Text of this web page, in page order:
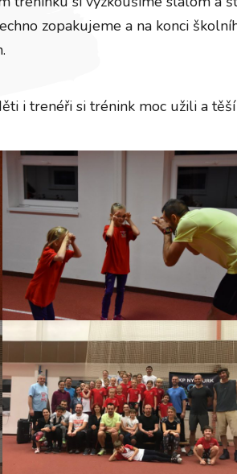
zopakujeme a na konci
i trenéři si trénink moc užili a